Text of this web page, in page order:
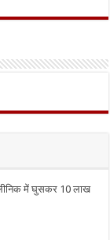
में घुसकर 10 लाख